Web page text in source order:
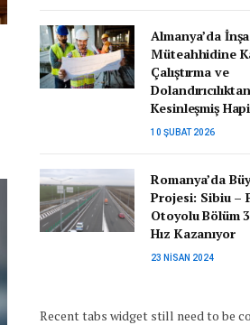
Almanya’da
Müteahhidine
Çalıştırma ve
Dolandırıcılıktan
Kesinleşmiş
10 ŞUBAT 2026
Romanya’da
Projesi: Sibiu –
Otoyolu Bölüm
Hız Kazanıyor
23 NISAN 2024
Recent tabs widget still need to be